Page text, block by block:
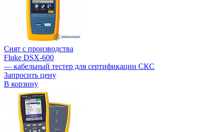
Снят с производства
Fluke DSX-600
— кабельный тестер для сертификации СКС
Запросить цену
В корзину